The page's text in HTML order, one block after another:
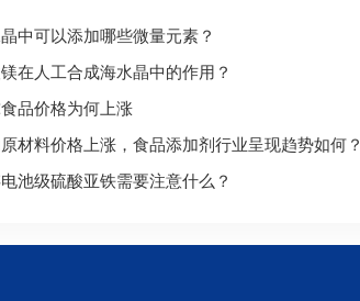
中可以添加哪些微量元素？
在人工合成海水晶中的作用？
品价格为何上涨
材料价格上涨，食品添加剂行业呈现趋势如何？
池级硫酸亚铁需要注意什么？